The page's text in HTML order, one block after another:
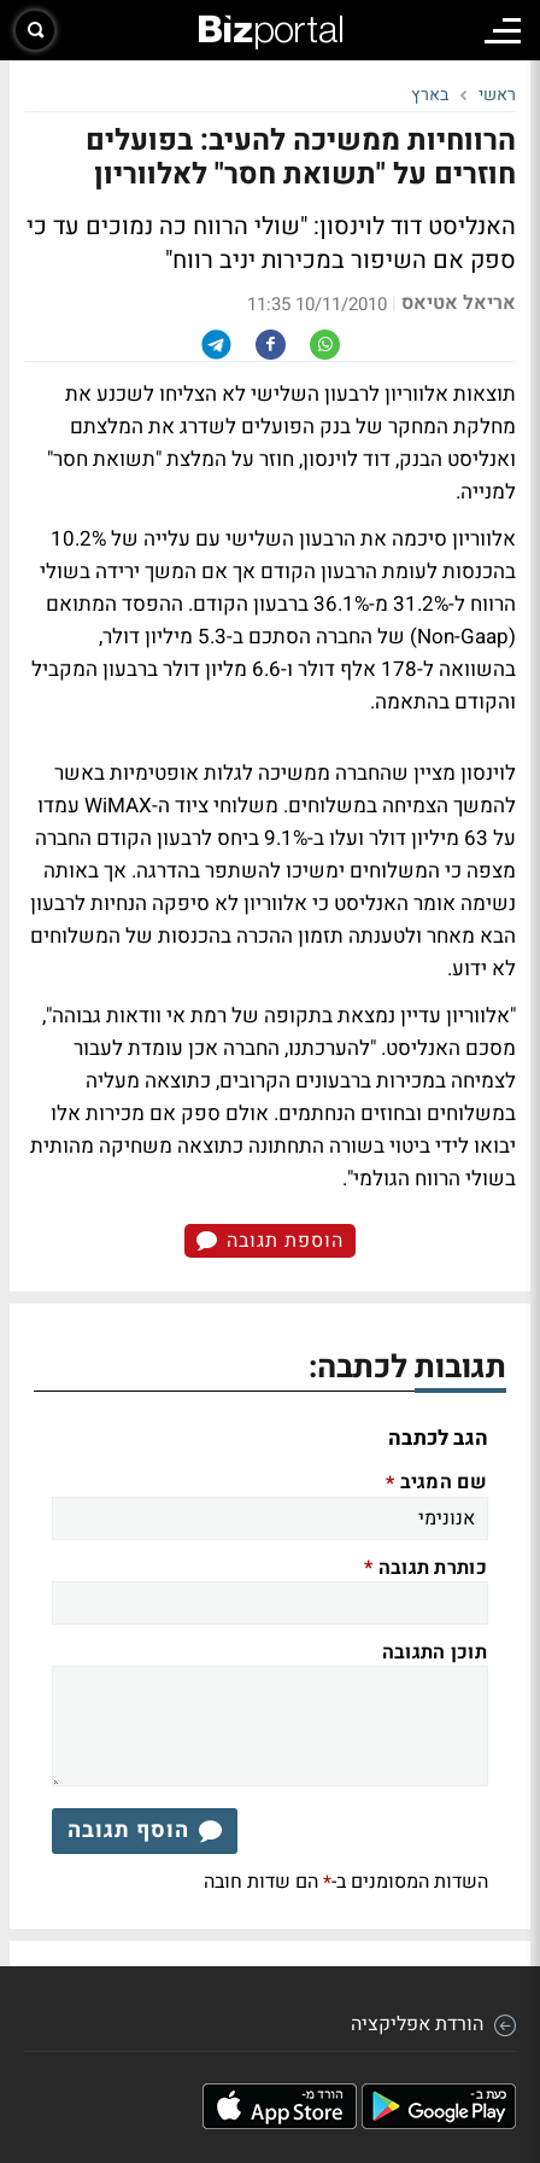
ראשי בארץ
הרווחיות ממשיכה להעיב: בפועלים
חוזרים על "תשואת חסר" לאלווריון
האנליסט דוד לוינסון: "שולי הרווח כה נמוכים עד כי
ספק אם השיפור במכירות יניב רווח"
אריאל אטיאס |
10/11/2010 11:35
תוצאות אלווריון לרבעון השלישי לא הצליחו לשכנע את
מחלקת המחקר של בנק הפועלים לשדרג את המלצתם
ואנליסט הבנק, דוד לוינסון, חוזר על המלצת "תשואת חסר"
למנייה.
אלווריון סיכמה את הרבעון השלישי עם עלייה של 10.2%
בהכנסות לעומת הרבעון הקודם אך אם המשך ירידה בשולי
הרווח ל-31.2% מ-36.1% ברבעון הקודם. ההפסד המתואם
(Non-Gaap) של החברה הסתכם ב-5.3 מיליון דולר,
בהשוואה ל-178 אלף דולר ו-6.6 מליון דולר ברבעון המקביל
והקודם בהתאמה.
לוינסון מציין שהחברה ממשיכה לגלות אופטימיות באשר
להמשך הצמיחה במשלוחים. משלוחי ציוד ה-WiMAX עמדו
על 63 מיליון דולר ועלו ב-9.1% ביחס לרבעון הקודם החברה
מצפה כי המשלוחים ימשיכו להשתפר בהדרגה. אך באותה
נשימה אומר האנליסט כי אלווריון לא סיפקה הנחיות לרבעון
הבא מאחר ולטענתה תזמון ההכרה בהכנסות של המשלוחים
לא ידוע.
"אלווריון עדיין נמצאת בתקופה של רמת אי וודאות גבוהה",
מסכם האנליסט. "להערכתנו, החברה אכן עומדת לעבור
לצמיחה במכירות ברבעונים הקרובים, כתוצאה מעליה
במשלוחים ובחוזים הנחתמים. אולם ספק אם מכירות אלו
יבואו לידי ביטוי בשורה התחתונה כתוצאה משחיקה מהותית
בשולי הרווח הגולמי".
הוספת תגובה
תגובות לכתבה:
הגב לכתבה
שם המגיב *
כותרת תגובה *
תוכן התגובה
הוסף תגובה
השדות המסומנים ב-*הם שדות חובה
הורדת אפליקציה